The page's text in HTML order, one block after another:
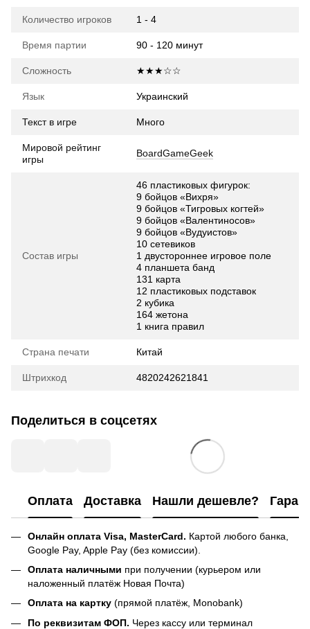
Количество игроков 1 - 4
Время партии 90 - 120 минут
Сложность ★★★☆☆
Язык Украинский
Текст в игре Много
Мировой рейтинг
игры
BoardGameGeek
Состав игры
46 пластиковых фигурок:
9 бойцов «Вихря»
9 бойцов «Тигровых когтей»
9 бойцов «Валентиносов»
9 бойцов «Вудуистов»
10 сетевиков
1 двустороннее игровое поле
4 планшета банд
131 карта
12 пластиковых подставок
2 кубика
164 жетона
1 книга правил
Страна печати Китай
Штрихкод 4820242621841
Поделиться в соцсетях
Оплата Доставка Нашли дешевле?
Онлайн оплата Visa, MasterCard. Картой любого банка,
Google Pay, Apple Pay (без комиссии).
Оплата наличными при получении (курьером или
наложенный платёж Новая Почта)
Оплата на картку (прямой платёж, Monobank)
По реквизитам ФОП. Через кассу или терминал